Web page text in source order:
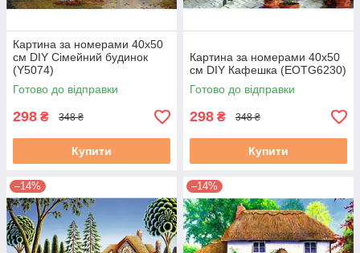
Картина за номерами 40х50
см DIY Сімейний будинок
(Y5074)
Готово до відправки
298 ₴ 348 ₴
Купити
Картина за номерами 40х50
см DIY Кафешка (EOTG6230)
Готово до відправки
298 ₴ 348 ₴
Купити
–14% –14%